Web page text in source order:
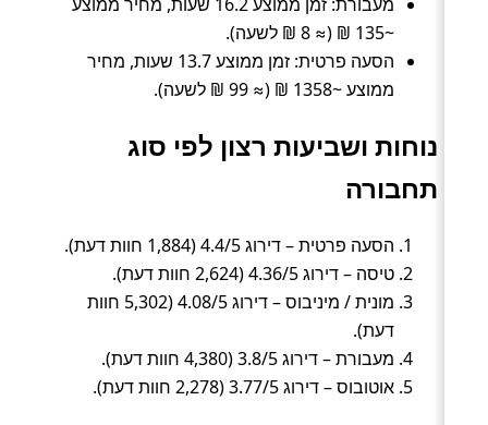
~135 ₪ (≈ 8 ₪ לשעה).
הסעה פרטית: זמן ממוצע 13.7 שעות, מחיר
ממוצע ~1358 ₪ (≈ 99 ₪ לשעה).
נוחות ושביעות רצון לפי סוג
תחבורה
הסעה פרטית – דירוג 4.4/5 (1,884 חוות דעת).
טיסה – דירוג 4.36/5 (2,624 חוות דעת).
מונית / מיניבוס – דירוג 4.08/5 (5,302 חוות
דעת).
מעבורת – דירוג 3.8/5 (4,380 חוות דעת).
אוטובוס – דירוג 3.77/5 (2,278 חוות דעת).